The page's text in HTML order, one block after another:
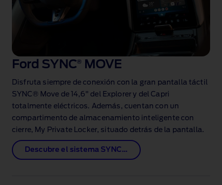
Ford SYNC® MOVE
Disfruta siempre de conexión con la gran pantalla táctil
SYNC® Move de 14,6" del Explorer y del Capri
totalmente eléctricos. Además, cuentan con un
compartimento de almacenamiento inteligente con
cierre, My Private Locker, situado detrás de la pantalla.
Descubre el sistema SYNC MOVE